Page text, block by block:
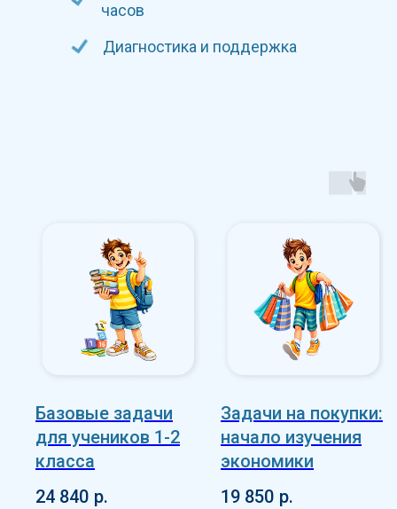
часов
Диагностика и поддержка
Базовые задачи
для учеников 1-2
класса
24 840 р.
Задачи на покупки:
начало изучения
экономики
19 850 р.